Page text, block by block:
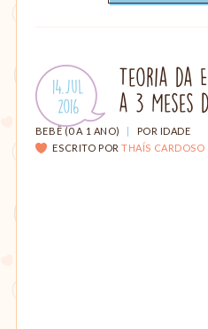
Publicado
em:
14.Jul
.
2016
Teoria da
a 3 Meses
CATEGORIAS:
BEBÊ (0 A 1 ANO) |
POR IDADE
ESCRITO POR THAÍS CARDOSO